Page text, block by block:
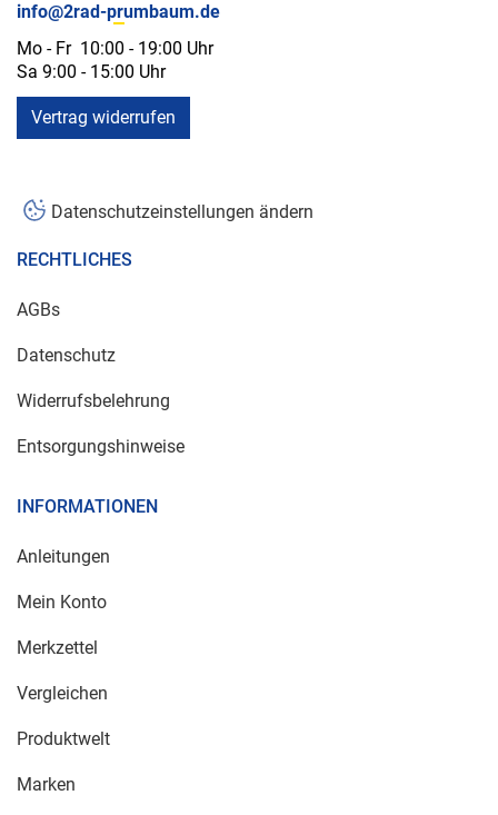
info@2rad-prumbaum.de
Mo - Fr 10:00 - 19:00 Uhr
Sa 9:00 - 15:00 Uhr
Vertrag widerrufen
Datenschutzeinstellungen ändern
RECHTLICHES
AGBs
Datenschutz
Widerrufsbelehrung
Entsorgungshinweise
INFORMATIONEN
Anleitungen
Mein Konto
Merkzettel
Vergleichen
Produktwelt
Marken